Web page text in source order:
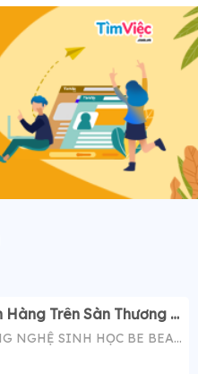
Tuyển Quản Lý Tiếp Thị Bán Hàng Trên Sàn Thương Mại Điện Tử ( Tiktok Shop)- Mức Lương Hấp Dẫn 12-20 Triệu
CÔNG TY TNHH CÔNG NGHỆ SINH HỌC BE BEAUTY